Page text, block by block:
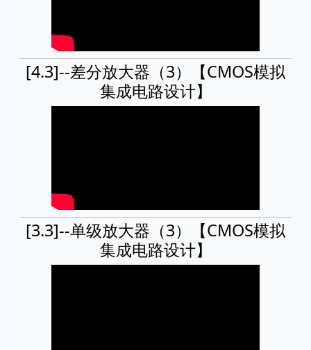
[4.3]--差分放大器（3）【CMOS模拟
集成电路设计】
[3.3]--单级放大器（3）【CMOS模拟
集成电路设计】